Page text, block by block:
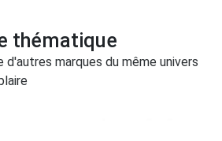
thématique
d'autres marques du même univers